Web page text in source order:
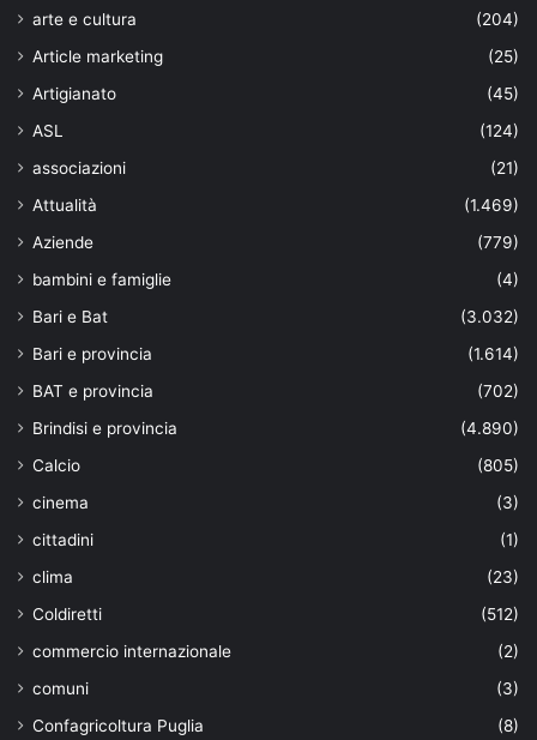
arte e cultura
(204)
Article marketing
(25)
Artigianato
(45)
ASL
(124)
associazioni
(21)
Attualità
(1.469)
Aziende
(779)
bambini e famiglie
(4)
Bari e Bat
(3.032)
Bari e provincia
(1.614)
BAT e provincia
(702)
Brindisi e provincia
(4.890)
Calcio
(805)
cinema
(3)
cittadini
(1)
clima
(23)
Coldiretti
(512)
commercio internazionale
(2)
comuni
(3)
Confagricoltura Puglia
(8)